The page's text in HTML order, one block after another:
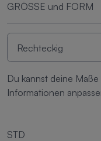
GRÖSSE und FORM
Du kannst deine
Informationen
STD